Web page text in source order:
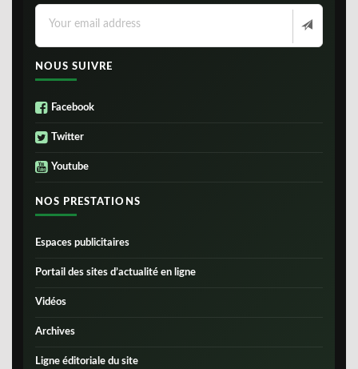
NOUS SUIVRE
Facebook
Twitter
Youtube
NOS PRESTATIONS
Espaces publicitaires
Portail des sites d’actualité en ligne
Vidéos
Archives
Ligne éditoriale du site